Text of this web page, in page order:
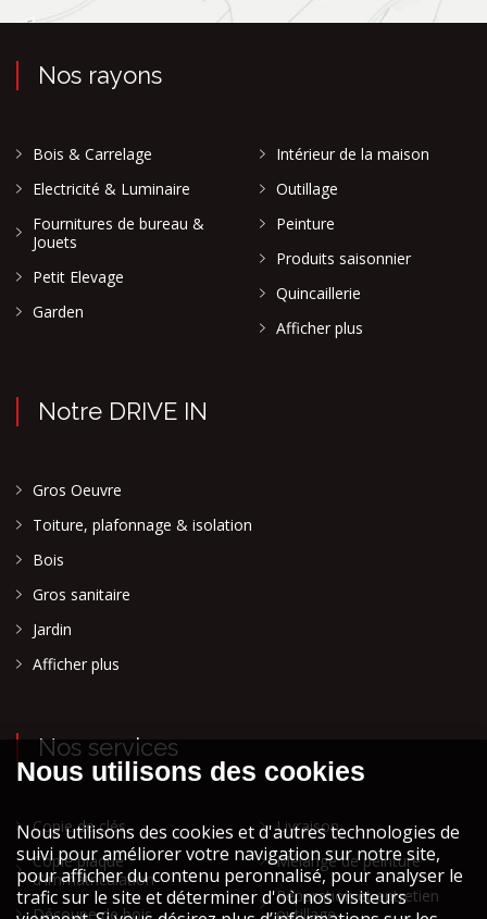
Nos rayons
Bois & Carrelage
Electricité & Luminaire
Fournitures de bureau &
Jouets
Petit Elevage
Garden
Intérieur de la maison
Outillage
Peinture
Produits saisonnier
Quincaillerie
Afficher plus
Notre DRIVE IN
Gros Oeuvre
Toiture, plafonnage & isolation
Bois
Gros sanitaire
Jardin
Afficher plus
Nos services
Copie de clés
Copie plaque
d'immatriculation
Découpe de bois
Livraison
Mélange de peinture
Réparation et entretien
outillage